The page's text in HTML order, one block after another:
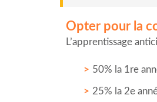
Opter pour la
L’apprentissage
50% la 1re
25% la 2e